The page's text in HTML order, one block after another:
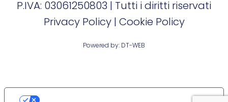
P.IVA: 03061250803 | Tutti i diritti riservati
Privacy Policy| Cookie Policy
Powered by: DT-WEB
LE TUE PREFERENZE RELATIVE ALLA